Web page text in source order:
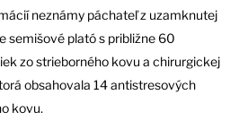
neznámy páchateľ z uzamknutej
semišové plató s približne 60
zo strieborného kovu a chirurgickej
obsahovala 14 antistresových
kovu.